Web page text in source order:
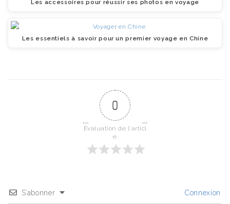
Les accessoires pour réussir ses photos en voyage
Les essentiels à savoir pour un premier voyage en Chine
0
Évaluation de l'articl
e
S’abonner Connexion